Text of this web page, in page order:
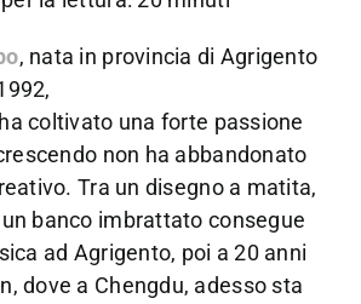
, nata in provincia di Agrigento
coltivato una forte passione
non ha abbandonato
Tra un disegno a matita,
banco imbrattato consegue
ad Agrigento, poi a 20 anni
dove a Chengdu, adesso sta